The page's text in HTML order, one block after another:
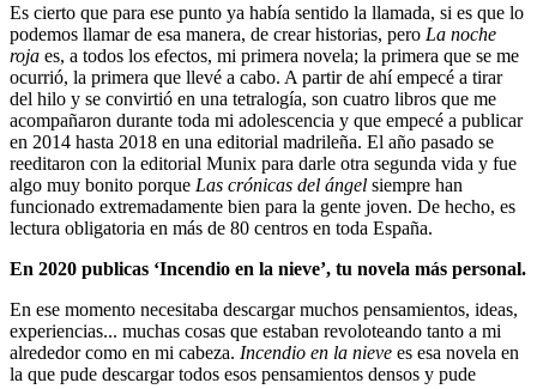
Es cierto que para ese punto ya había sentido la llamada, si es que lo
podemos llamar de esa manera, de crear historias, pero La noche
roja es, a todos los efectos, mi primera novela; la primera que se me
ocurrió, la primera que llevé a cabo. A partir de ahí empecé a tirar
del hilo y se convirtió en una tetralogía, son cuatro libros que me
acompañaron durante toda mi adolescencia y que empecé a publicar
en 2014 hasta 2018 en una editorial madrileña. El año pasado se
reeditaron con la editorial Munix para darle otra segunda vida y fue
algo muy bonito porque Las crónicas del ángel siempre han
funcionado extremadamente bien para la gente joven. De hecho, es
lectura obligatoria en más de 80 centros en toda España.
En 2020 publicas ‘Incendio en la nieve’, tu novela más personal.
En ese momento necesitaba descargar muchos pensamientos, ideas,
experiencias... muchas cosas que estaban revoloteando tanto a mi
alrededor como en mi cabeza. Incendio en la nieve es esa novela en
la que pude descargar todos esos pensamientos densos y pude